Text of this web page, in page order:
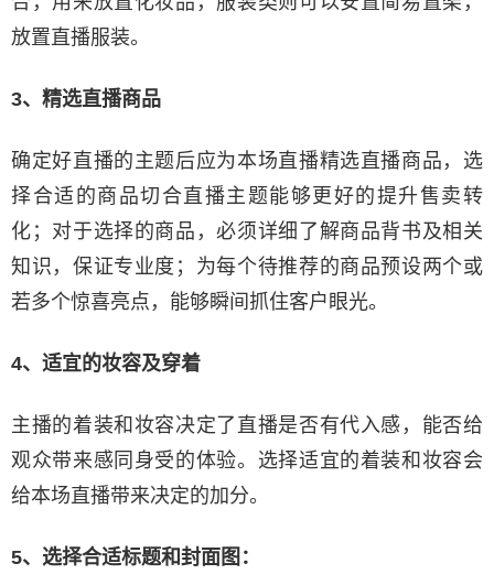
放置直播服装。
3、精选直播商品
确定好直播的主题后应为本场直播精选直播商品，选
择合适的商品切合直播主题能够更好的提升售卖转
化；对于选择的商品，必须详细了解商品背书及相关
知识，保证专业度；为每个待推荐的商品预设两个或
若多个惊喜亮点，能够瞬间抓住客户眼光。
4、适宜的妆容及穿着
主播的着装和妆容决定了直播是否有代⼊感，能否给
观众带来感同身受的体验。选择适宜的着装和妆容会
给本场直播带来决定的加分。
5、选择合适标题和封面图：